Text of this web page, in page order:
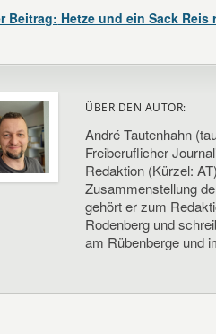
Beitrag: Hetze und ein Sack Reis
ÜBER DEN AUTOR:
André Tautenhahn
Freiberuflicher
Redaktion (Kürzel:
Zusammenstellung
gehört er zum
Rodenberg und
am Rübenberge und